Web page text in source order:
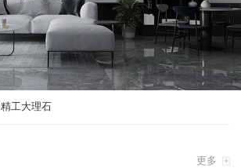
精工大理石
更多